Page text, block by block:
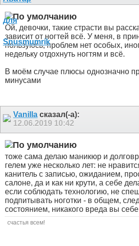
Ой, девочки, такие страсти вы
зависит от ногтей всё. У меня, в
пользуюсь, проблем нет особых,
недельку отдохнуть ногтям и всё.
В моём случае плюсы однозначно
минусами
Vanilla сказал(-а):
12.06.2019 10:42
тоже сама делаю маникюр и
гелем уже несколько лет: не
канитель с записью, ожиданием,
салоне, да и как ни крути, а себе
если соблюдать технологию, не
подпитывать ноготки - в общем,
состоянием, никакого вреда вы
счастья всем!